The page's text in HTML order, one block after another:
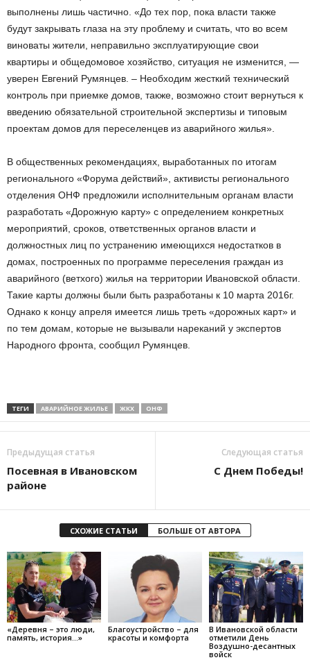
выполнены лишь частично. «До тех пор, пока власти также
будут закрывать глаза на эту проблему и считать, что во всем
виноваты жители, неправильно эксплуатирующие свои
квартиры и общедомовое хозяйство, ситуация не изменится, —
уверен Евгений Румянцев. – Необходим жесткий технический
контроль при приемке домов, также, возможно стоит вернуться к
введению обязательной строительной экспертизы и типовым
проектам домов для переселенцев из аварийного жилья».
В общественных рекомендациях, выработанных по итогам
регионального «Форума действий», активисты регионального
отделения ОНФ предложили исполнительным органам власти
разработать «Дорожную карту» с определением конкретных
мероприятий, сроков, ответственных органов власти и
должностных лиц по устранению имеющихся недостатков в
домах, построенных по программе переселения граждан из
аварийного (ветхого) жилья на территории Ивановской области.
Такие карты должны были быть разработаны к 10 марта 2016г.
Однако к концу апреля имеется лишь треть «дорожных карт» и
по тем домам, которые не вызывали нареканий у экспертов
Народного фронта, сообщил Румянцев.
ТЕГИ АВАРИЙНОЕ ЖИЛЬЕ ЖКХ ОНФ
Предыдущая статья
Посевная в Ивановском
районе
Следующая статья
С Днем Победы!
СХОЖИЕ СТАТЬИ БОЛЬШЕ ОТ АВТОРА
«Деревня – это люди,
память, история…»
Благоустройство – для
красоты и комфорта
В Ивановской области
отметили День
Воздушно-десантных
войск